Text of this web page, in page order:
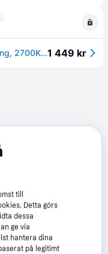
Nordlux Oja plafond, 3-stegs-dämpning, 2700K, svart, Ø60 cm1 449 kr
till
Detta görs
dessa
ge via
hantera dina
på legitimt